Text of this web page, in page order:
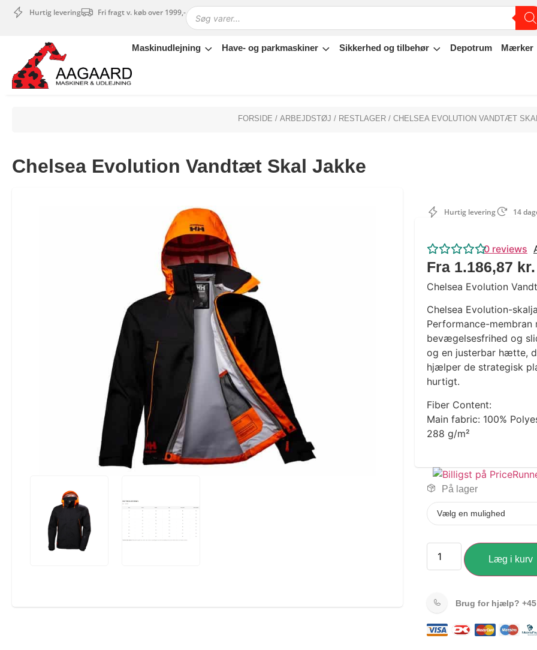
Hurtig levering Fri fragt v. køb over 1999,-
Maskinudlejning Have- og parkmaskiner Sikkerhed og tilbehør Depotrum Mærker
Maskinudlejning
Have- og parkmaskiner
Sikkerhed og tilbehør
Outlet
FORSIDE / ARBEJDSTØJ / RESTLAGER/ CHELSEA EVOLUTION VANDTÆT
Chelsea Evolution Vandtæt Skal Jakke
Hurtig levering 14
0 reviews
Fra 1.186,87 kr.
Chelsea Evolution
Chelsea Evolution-
Performance-
bevægelsesfrihed og
og en justerbar hætte,
hjælper de strategisk
hurtigt.
Fiber Content:
Main fabric: 100%
288 g/m²
På lager
Læg i kurv
Brug for hjælp?